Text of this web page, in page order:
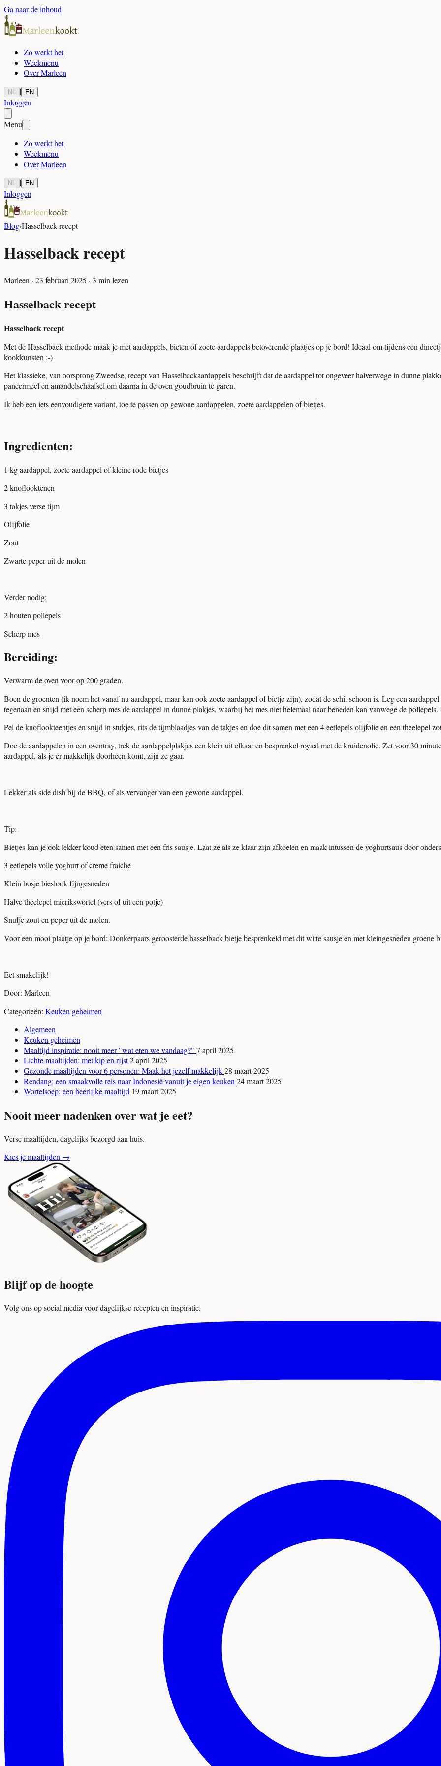
Ga naar de inhoud
Zo werkt het
Weekmenu
Over Marleen
NL | EN
Inloggen
Menu
Zo werkt het
Weekmenu
Over Marleen
NL | EN
Inloggen
Blog›Hasselback recept
Hasselback recept
Marleen · 23 februari 2025 · 3 min lezen
Hasselback recept
Hasselback recept
Met de Hasselback methode maak je met aardappels, bieten of zoete aardappels betoverende plaatjes op je bord! Ideaal om tijdens een
kookkunsten :-)
Het klassieke, van oorsprong Zweedse, recept van Hasselbackaardappels beschrijft dat de aardappel tot ongeveer halverwege in dunne
paneermeel en amandelschaafsel om daarna in de oven goudbruin te garen.
Ik heb een iets eenvoudigere variant, toe te passen op gewone aardappelen, zoete aardappelen of bietjes.
Ingredienten:
1 kg aardappel, zoete aardappel of kleine rode bietjes
2 knoflooktenen
3 takjes verse tijm
Olijfolie
Zout
Zwarte peper uit de molen
Verder nodig:
2 houten pollepels
Scherp mes
Bereiding:
Verwarm de oven voor op 200 graden.
Boen de groenten (ik noem het vanaf nu aardappel, maar kan ook zoete aardappel of bietje zijn), zodat de schil schoon is. Leg een
tegenaan en snijd met een scherp mes de aardappel in dunne plakjes, waarbij het mes niet helemaal naar beneden kan vanwege de
Pel de knoflookteentjes en snijd in stukjes, rits de tijmblaadjes van de takjes en doe dit samen met een 4 eetlepels olijfolie en een theelepel
Doe de aardappelen in een oventray, trek de aardappelplakjes een klein uit elkaar en besprenkel royaal met de kruidenolie. Zet voor 30
aardappel, als je er makkelijk doorheen komt, zijn ze gaar.
Lekker als side dish bij de BBQ, of als vervanger van een gewone aardappel.
Tip:
Bietjes kan je ook lekker koud eten samen met een fris sausje. Laat ze als ze klaar zijn afkoelen en maak intussen de yoghurtsaus door
3 eetlepels volle yoghurt of creme fraiche
Klein bosje bieslook fijngesneden
Halve theelepel mierikswortel (vers of uit een potje)
Snufje zout en peper uit de molen.
Voor een mooi plaatje op je bord: Donkerpaars geroosterde hasselback bietje besprenkeld met dit witte sausje en met kleingesneden groene
Eet smakelijk!
Door: Marleen
Categorieën: Keuken geheimen
Algemeen
Keuken geheimen
Maaltijd inspiratie: nooit meer "wat eten we vandaag?" 7 april 2025
Lichte maaltijden: met kip en rijst2 april 2025
Gezonde maaltijden voor 6 personen: Maak het jezelf makkelijk28 maart 2025
Rendang: een smaakvolle reis naar Indonesië vanuit je eigen keuken24 maart 2025
Wortelsoep: een heerlijke maaltijd 19 maart 2025
Nooit meer nadenken over wat je eet?
Verse maaltijden, dagelijks bezorgd aan huis.
Kies je maaltijden →
Blijf op de hoogte
Volg ons op social media voor dagelijkse recepten en inspiratie.